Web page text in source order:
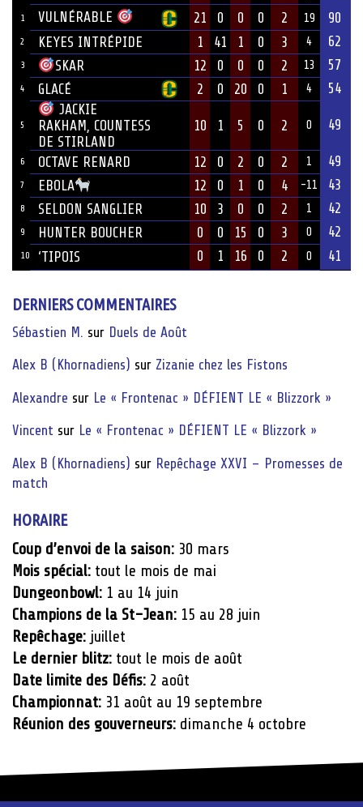
1 VULNÉRABLE 21 0 0 0 2 19 90
2 KEYES INTRÉPIDE 1 41 1 0 3 4 62
3 SKAR 12 0 0 0 2 13 57
4 GLACÉ 2 0 20 0 1 4 54
5
JACKIE
RAKHAM, COUNTESS
DE STIRLAND
10 1 5 0 2 0 49
6 OCTAVE RENARD 12 0 2 0 2 1 49
7 EBOLA 12 0 1 0 4 -11 43
8 SELDON SANGLIER 10 3 0 0 2 1 42
9 HUNTER BOUCHER 0 0 15 0 3 0 42
10 ‘TIPOIS 0 1 16 0 2 0 41
DERNIERS COMMENTAIRES
Sébastien M. sur Duels de Août
Alex B (Khornadiens) sur Zizanie chez les Fistons
Alexandre sur Le « Frontenac » DÉFIENT LE « Blizzork »
Vincent sur Le « Frontenac » DÉFIENT LE « Blizzork »
Alex B (Khornadiens) sur Repêchage XXVI – Promesses de
match
HORAIRE
Coup d’envoi de la saison: 30 mars
Mois spécial: tout le mois de mai
Dungeonbowl: 1 au 14 juin
Champions de la St-Jean: 15 au 28 juin
Repêchage: juillet
Le dernier blitz: tout le mois de août
Date limite des Défis: 2 août
Championnat: 31 août au 19 septembre
Réunion des gouverneurs: dimanche 4 octobre